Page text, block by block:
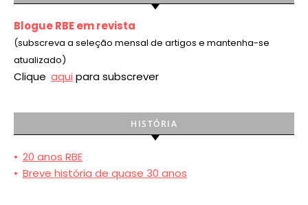
Blogue RBE em revista
(subscreva a seleção mensal de artigos e mantenha-se
atualizado)
Clique aqui para subscrever
HISTÓRIA
• 20 anos RBE
• Breve história de quase 30 anos